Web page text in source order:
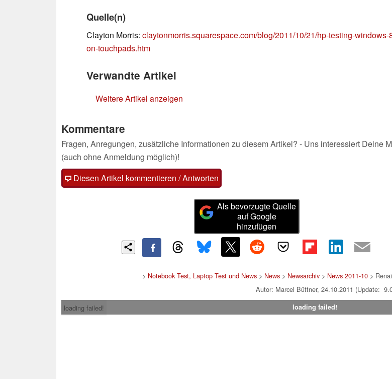
Quelle(n)
Clayton Morris: claytonmorris.squarespace.com/blog/2011/10/21/hp-testing-windows-
on-touchpads.htm
Verwandte Artikel
Weitere Artikel anzeigen
Kommentare
Fragen, Anregungen, zusätzliche Informationen zu diesem Artikel? - Uns interessiert Deine
(auch ohne Anmeldung möglich)!
Diesen Artikel kommentieren / Antworten
Als bevorzugte Quelle
auf Google
hinzufügen
> Notebook Test, Laptop Test und News > News > Newsarchiv > News 2011-10 >
Autor: Marcel Büttner, 24.10.2011 (Update:
loading failed!
loading failed!